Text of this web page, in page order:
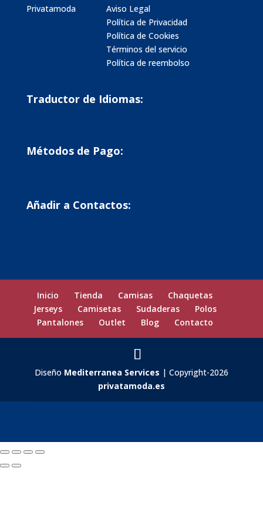
Privatamoda
Aviso Legal
Política de Privacidad
Política de Cookies
Términos del servicio
Política de reembolso
Traductor de Idiomas:
Métodos de Pago:
Añadir a Contactos:
Inicio Tienda Camisas
Chaquetas
Jerseys
Camisetas Sudaderas
Polos
Pantalones
Outlet Blog Contacto
Diseño Mediterranea Services | Copyright-2026
privatamoda.es